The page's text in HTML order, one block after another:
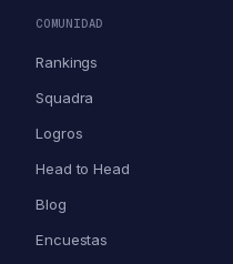
COMUNIDAD
Rankings
Squadra
Logros
Head to Head
Blog
Encuestas